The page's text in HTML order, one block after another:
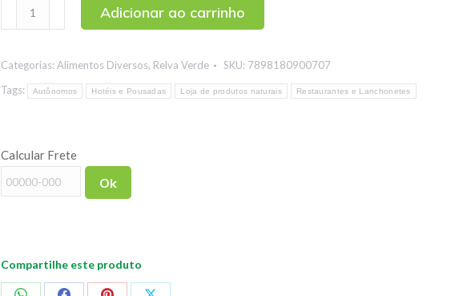
de
Texturizada
(PTS)
500g
quantidade
Adicionar ao carrinho
Categorias: Alimentos Diversos, Relva Verde SKU: 7898180900707
Tags:
Autônomos Hotéis e Pousadas Loja de produtos naturais Restaurantes e Lanchonetes
Calcular Frete
Ok
Compartilhe este produto